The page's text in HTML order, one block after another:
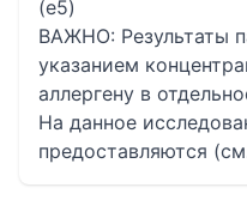
(е5)
ВАЖНО: Результаты
указанием
аллергену в
На данное
предоставляются